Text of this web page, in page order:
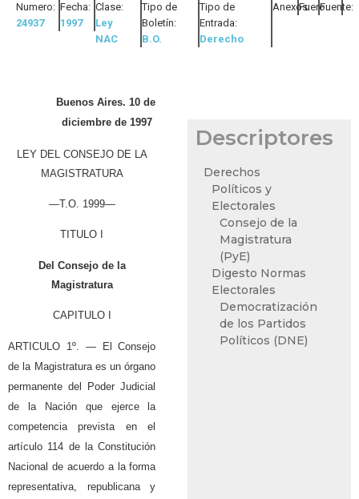
Numero:
24937
Fecha:
1997
Clase:
Ley
NAC
Tipo de
Boletín:
B.O.
Tipo de
Entrada:
Derecho
Anexos:Fuero:Fuente:
Buenos Aires. 10 de
diciembre de 1997
LEY DEL CONSEJO DE LA
MAGISTRATURA
—T.O. 1999—
TITULO I
Del Consejo de la
Magistratura
CAPITULO I
ARTICULO 1º. — El Consejo
de la Magistratura es un órgano
permanente del Poder Judicial
de la Nación que ejerce la
competencia prevista en el
artículo 114 de la Constitución
Nacional de acuerdo a la forma
representativa, republicana y
Descriptores
Derechos
Políticos y
Electorales
Consejo de la
Magistratura
(PyE)
Digesto Normas
Electorales
Democratización
de los Partidos
Políticos (DNE)